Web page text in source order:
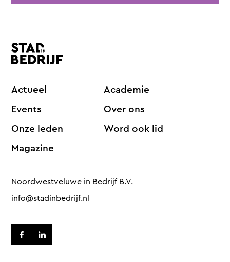
Actueel
Events
Onze leden
Magazine
Academie
Over ons
Word ook lid
Noordwestveluwe in Bedrijf B.V.
info@stadinbedrijf.nl